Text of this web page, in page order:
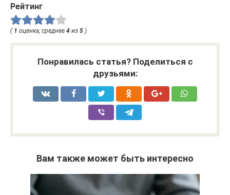
Рейтинг
( 1 оценка, среднее 4 из 5 )
Понравилась статья? Поделиться с
друзьями:
Вам также может быть интересно